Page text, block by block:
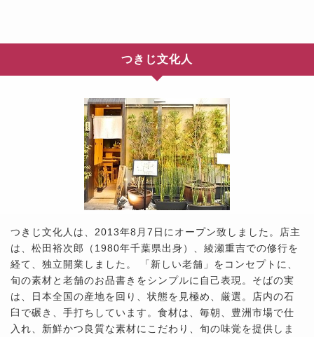
つきじ文化人
つきじ文化人は、2013年8月7日にオープン致しました。店主
は、松田裕次郎（1980年千葉県出身）、綾瀬重吉での修行を
経て、独立開業しました。 「新しい老舗」をコンセプトに、
旬の素材と老舗のお品書きをシンプルに自己表現。そばの実
は、日本全国の産地を回り、状態を見極め、厳選。店内の石
臼で碾き、手打ちしています。食材は、毎朝、豊洲市場で仕
入れ、新鮮かつ良質な素材にこだわり、旬の味覚を提供しま